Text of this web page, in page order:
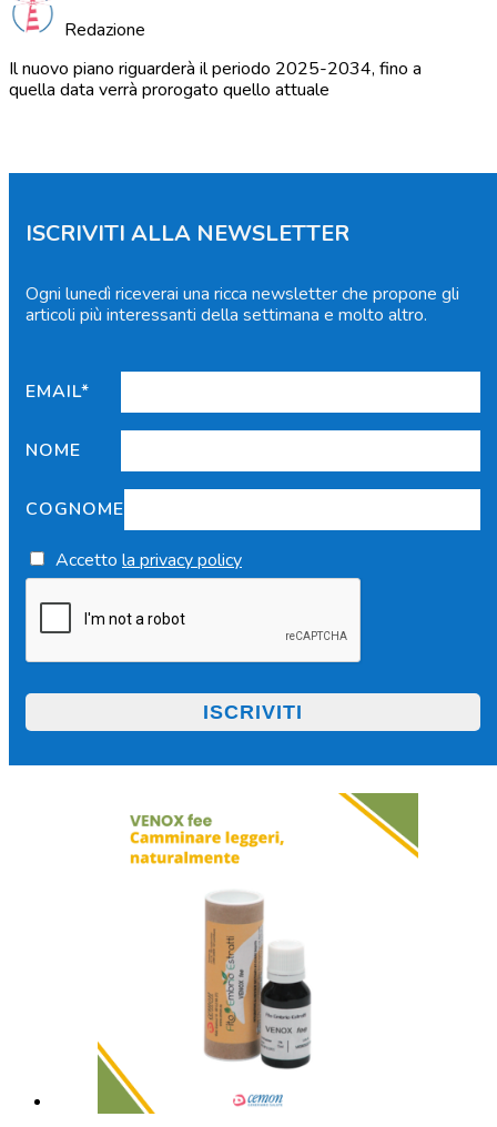
Redazione
Il nuovo piano riguarderà il periodo 2025-2034, fino a
quella data verrà prorogato quello attuale
ISCRIVITI ALLA NEWSLETTER
Ogni lunedì riceverai una ricca newsletter che propone gli
articoli più interessanti della settimana e molto altro.
EMAIL*
NOME
COGNOME
Accetto la privacy policy